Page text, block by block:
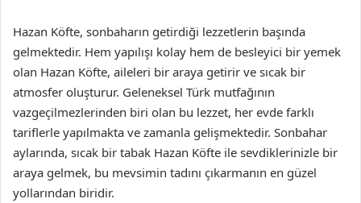
Hazan Köfte, sonbaharın getirdiği lezzetlerin başında
gelmektedir. Hem yapılışı kolay hem de besleyici bir yemek
olan Hazan Köfte, aileleri bir araya getirir ve sıcak bir
atmosfer oluşturur. Geleneksel Türk mutfağının
vazgeçilmezlerinden biri olan bu lezzet, her evde farklı
tariflerle yapılmakta ve zamanla gelişmektedir. Sonbahar
aylarında, sıcak bir tabak Hazan Köfte ile sevdiklerinizle bir
araya gelmek, bu mevsimin tadını çıkarmanın en güzel
yollarından biridir.